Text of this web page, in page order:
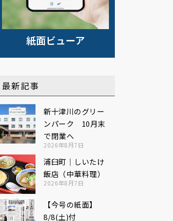
紙面ビューア
最新記事
新十津川のグリー
ンパーク 10月末
で閉業へ
2026年8月7日
浦臼町｜しいたけ
飯店（中華料理）
2026年8月7日
【今号の紙面】
8/8(土)付